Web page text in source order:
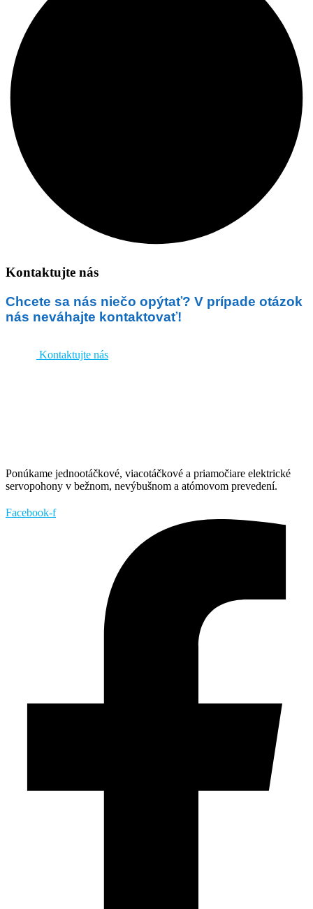
Kontaktujte nás
Chcete sa nás niečo opýtať? V prípade otázok
nás neváhajte kontaktovať!
Kontaktujte nás
Ponúkame jednootáčkové, viacotáčkové a priamočiare elektrické
servopohony v bežnom, nevýbušnom a atómovom prevedení.
Facebook-f